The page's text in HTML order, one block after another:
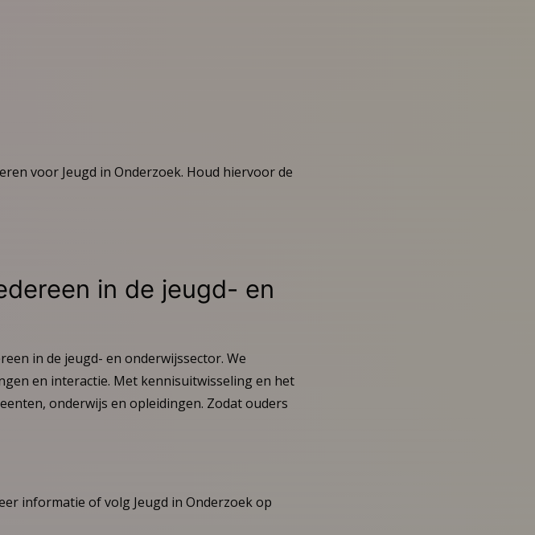
voor Jeugd in Onderzoek. Houd hiervoor de
in de jeugd- en
in de jeugd- en onderwijssector. We
en interactie. Met kennisuitwisseling en het
onderwijs en opleidingen. Zodat ouders
informatie of volg Jeugd in Onderzoek op